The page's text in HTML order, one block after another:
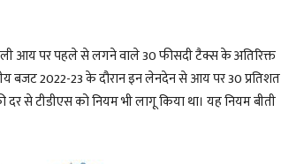
आय पर पहले से लगने वाले 30 फीसदी टैक्स के अतिरिक्त
बजट 2022-23 के दौरान इन लेनदेन से आय पर 30 प्रतिशत
से टीडीएस को नियम भी लागू किया था। यह नियम बीती